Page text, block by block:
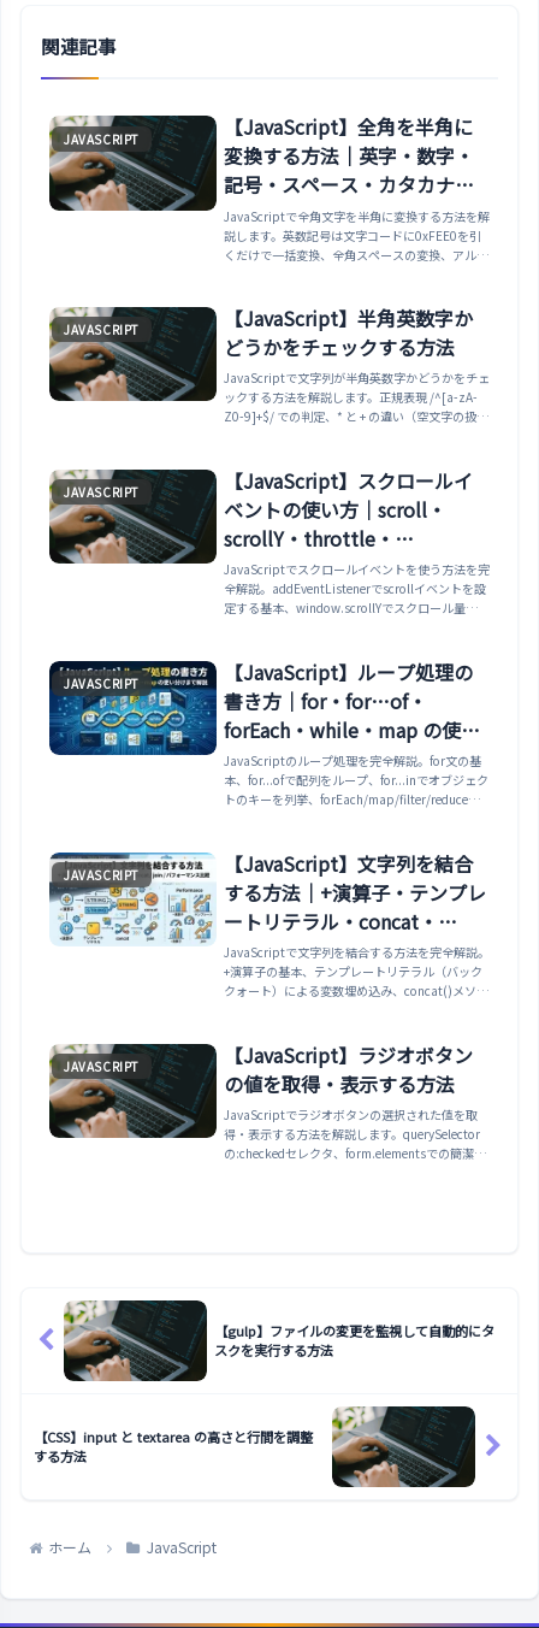
関連記事
JAVASCRIPT
【JavaScript】全角を半角に
変換する方法｜英字・数字・
記号・スペース・カタカナを
正規化する
JavaScriptで全角文字を半角に変換する方法を解
説します。英数記号は文字コードに0xFEE0を引
くだけで一括変換、全角スペースの変換、アルフ
で、実行確認済みのコードでまとめます。
JAVASCRIPT
【JavaScript】半角英数字か
どうかをチェックする方法
JavaScriptで文字列が半角英数字かどうかをチェ
ックする方法を解説します。正規表現 /^[a-zA-
Z0-9]+$/ での判定、* と + の違い（空文字の扱
る書き方、パスワードの文字種要件まで実例で紹
介します。
JAVASCRIPT
【JavaScript】スクロールイ
ベントの使い方｜scroll・
scrollY・throttle・
IntersectionObserver・スク
ロール方向検出まで解説
JavaScriptでスクロールイベントを使う方法を完
全解説。addEventListenerでscrollイベントを設
定する基本、window.scrollYでスクロール量を取
最適化、IntersectionObserverでスクロールイベ
ント不要の要素検出、スクロール方向（上下）の
検出、スクロール率の計算、passiveオプショ
ン、ヘッダー表示切替・プログレスバー・フェー
ドインの実務パターンまで網羅。
JAVASCRIPT
【JavaScript】ループ処理の
書き方｜for・for…of・
forEach・while・map の使い
分けまで解説
JavaScriptのループ処理を完全解説。for文の基
本、for...ofで配列をループ、for...inでオブジェク
トのキーを列挙、forEach/map/filter/reduceの
較、配列・オブジェクト・NodeList・Map/Set
の反復パターンまで網羅。
JAVASCRIPT
【JavaScript】文字列を結合
する方法｜+演算子・テンプレ
ートリテラル・concat・
join・パフォーマンス比較まで
解説
JavaScriptで文字列を結合する方法を完全解説。
+演算子の基本、テンプレートリテラル（バック
クォート）による変数埋め込み、concat()メソッ
字列の作成、大量結合時のパフォーマンス比較、
実務パターンまで網羅。
JAVASCRIPT
【JavaScript】ラジオボタン
の値を取得・表示する方法
JavaScriptでラジオボタンの選択された値を取
得・表示する方法を解説します。querySelector
の:checkedセレクタ、form.elementsでの簡潔な
【gulp】ファイルの変更を監視して自動的にタ
スクを実行する方法
【CSS】input と textarea の高さと行間を調整
する方法
ホーム JavaScript